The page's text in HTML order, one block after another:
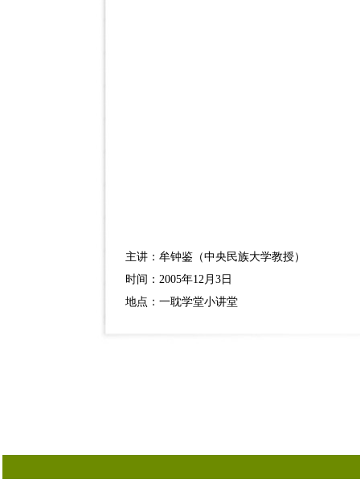
主讲：牟钟鉴（中央民族大学教授）
时间：2005年12月3日
地点：一耽学堂小讲堂